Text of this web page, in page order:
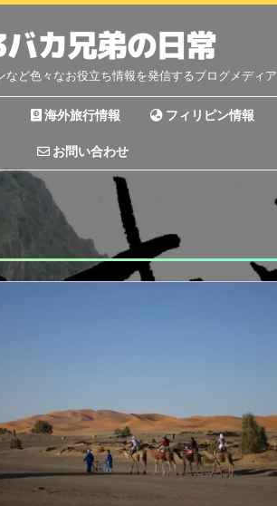
など色々なお役立ち情報を発信するブログメディア
海外旅行情報 フィリピン情報
お問い合わせ